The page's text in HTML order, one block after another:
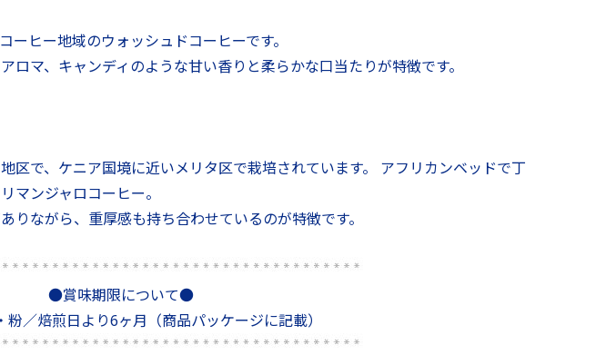
ーヒー地域のウォッシュドコーヒーです。
ロマ、キャンディのような甘い香りと柔らかな口当たりが特徴です。
区で、ケニア国境に近いメリタ区で栽培されています。 アフリカンベッドで丁
マンジャロコーヒー。
りながら、重厚感も持ち合わせているのが特徴です。
●賞味期限について●
粉／焙煎日より6ヶ月（商品パッケージに記載）